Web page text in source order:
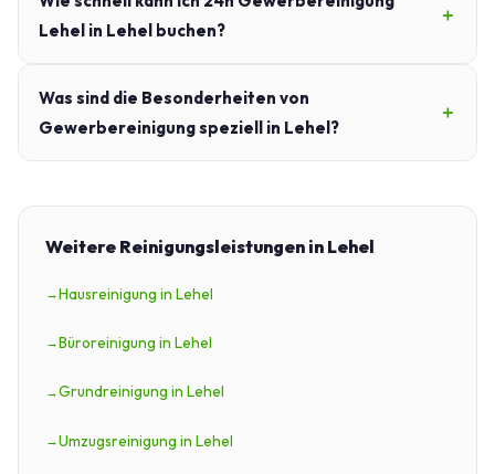
Lehel in Lehel buchen?
Was sind die Besonderheiten von
Gewerbereinigung speziell in Lehel?
Weitere Reinigungsleistungen in Lehel
Hausreinigung in Lehel
Büroreinigung in Lehel
Grundreinigung in Lehel
Umzugsreinigung in Lehel